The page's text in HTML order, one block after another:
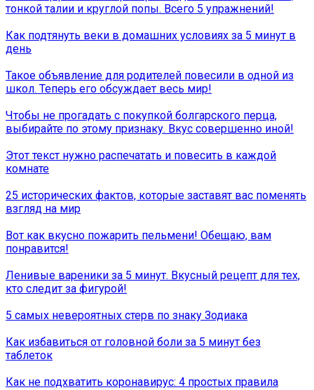
тонкой талии и круглой попы. Всего 5 упражнений!
Как подтянуть веки в домашних условиях за 5 минут в
день
Такое объявление для родителей повесили в одной из
школ. Теперь его обсуждает весь мир!
Чтобы не прогадать с покупкой болгарского перца,
выбирайте по этому признаку. Вкус совершенно иной!
Этот текст нужно распечатать и повесить в каждой
комнате
25 исторических фактов, которые заставят вас поменять
взгляд на мир
Вот как вкусно пожарить пельмени! Обещаю, вам
понравится!
Ленивые вареники за 5 минут. Вкусный рецепт для тех,
кто следит за фигурой!
5 самых невероятных стерв по знаку Зодиака
Как избавиться от головной боли за 5 минут без
таблеток
Как не подхватить коронавирус: 4 простых правила